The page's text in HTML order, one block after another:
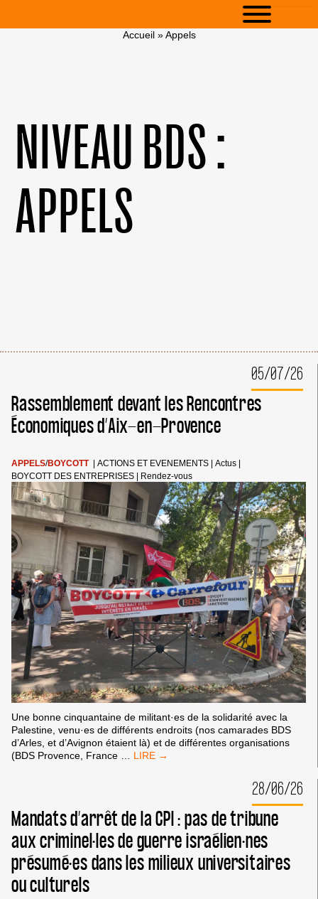
Accueil»Appels
NIVEAU BDS :
APPELS
05/07/26
Rassemblement devant les Rencontres
Économiques d’Aix-en-Provence
APPELS/BOYCOTT ACTIONS ET EVENEMENTS Actus
BOYCOTT DES ENTREPRISES
Rendez-vous
Une bonne cinquantaine de militant·es de la solidarité avec la
Palestine, venu·es de différents endroits (nos camarades BDS
d’Arles, et d’Avignon étaient là) et de différentes organisations
(BDS Provence, France … RASSEMBLEMENT
D’AIX-
PROVENCE
28/06/26
Mandats d’arrêt de la CPI : pas de tribune
aux criminel·les de guerre israélien·nes
présumé·es dans les milieux universitaires
ou culturels